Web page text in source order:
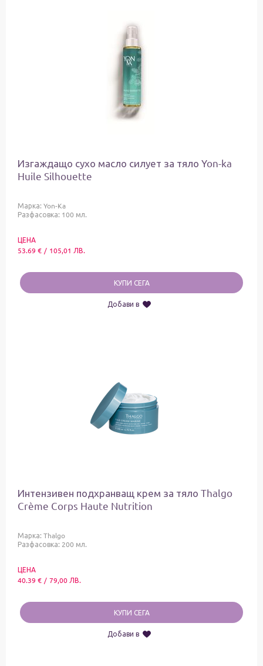
Изгаждащо сухо масло силует за тяло Yon-ka
Huile Silhouette
Марка: Yon-Ka
Разфасовка: 100 мл.
ЦЕНА
53.69 € / 105,01 ЛВ.
КУПИ СЕГА
Добави в
Интензивен подхранващ крем за тяло Thalgo
Crème Corps Haute Nutrition
Марка: Thalgo
Разфасовка: 200 мл.
ЦЕНА
40.39 € / 79,00 ЛВ.
КУПИ СЕГА
Добави в